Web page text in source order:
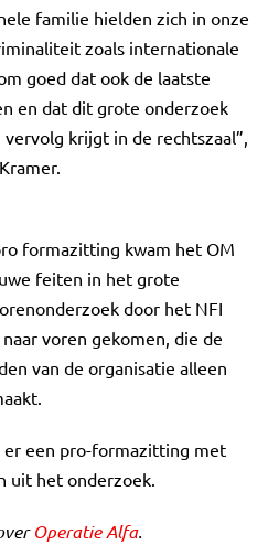
familie hielden zich in onze
zoals internationale
goed dat ook de laatste
en dat dit grote onderzoek
krijgt in de rechtszaal”,
formazitting kwam het OM
feiten in het grote
door het NFI
voren gekomen, die de
van de organisatie alleen
er een pro-formazitting met
uit het onderzoek.
Operatie Alfa.